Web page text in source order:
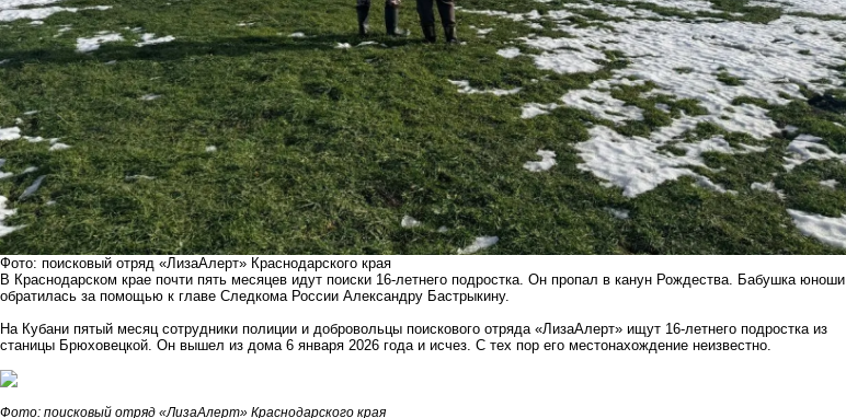
Фото: поисковый отряд «ЛизаАлерт» Краснодарского края
В Краснодарском крае почти пять месяцев идут поиски 16-летнего подростка. Он пропал в канун Рождества. Бабушка юноши
обратилась за помощью к главе Следкома России Александру Бастрыкину.
На Кубани пятый месяц сотрудники полиции и добровольцы поискового отряда «ЛизаАлерт» ищут 16-летнего подростка из
станицы Брюховецкой. Он вышел из дома 6 января 2026 года и исчез. С тех пор его местонахождение неизвестно.
Фото: поисковый отряд «ЛизаАлерт» Краснодарского края